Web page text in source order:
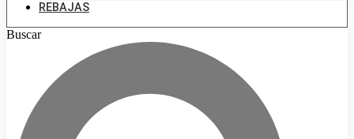
REBAJAS
Buscar